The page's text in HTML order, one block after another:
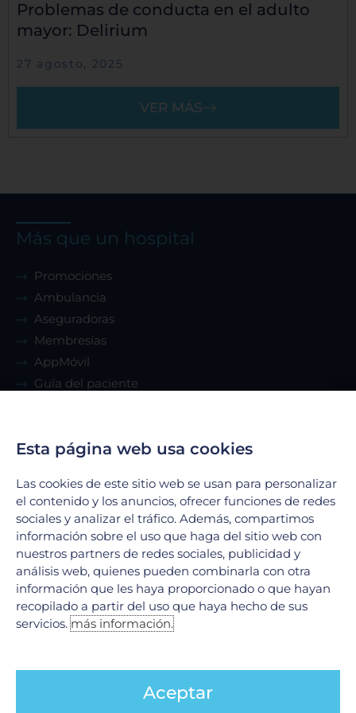
Problemas de conducta en el adulto
mayor: Delirium
27 agosto, 2025
VER MÁS
Más que un hospital
Promociones
Ambulancia
Aseguradoras
Membresías
AppMóvil
Guía del paciente
Servicios
Urgencias
Laboratorio Clínico
Laboratorio de Biología Molecular
Hospitalización
Imagenología
Hemodinamia
Ver todos
Esta página web usa cookies
Las cookies de este sitio web se usan para personalizar
el contenido y los anuncios, ofrecer funciones de redes
sociales y analizar el tráfico. Además, compartimos
información sobre el uso que haga del sitio web con
nuestros partners de redes sociales, publicidad y
análisis web, quienes pueden combinarla con otra
información que les haya proporcionado o que hayan
recopilado a partir del uso que haya hecho de sus
servicios.más información.
Aceptar